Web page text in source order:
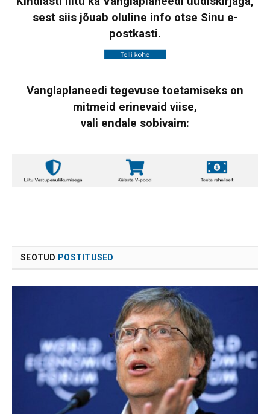
sest siis jõuab oluline info otse Sinu e-
postkasti.
Vanglaplaneedi tegevuse toetamiseks on
mitmeid erinevaid viise,
vali endale sobivaim:
SEOTUD POSTITUSED